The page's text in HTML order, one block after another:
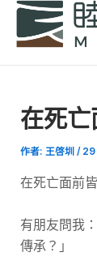
在死
作者: 王啓圳 / 29
在死亡面前
有朋友問我
傳承？」
Post
navigation